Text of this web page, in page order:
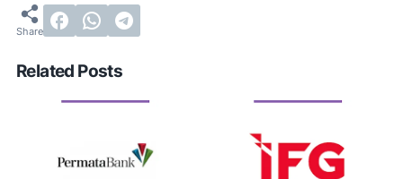
Related Posts